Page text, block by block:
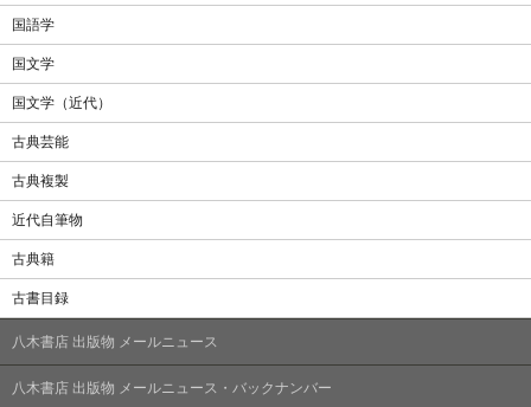
国語学
国文学
国文学（近代）
古典芸能
古典複製
近代自筆物
古典籍
古書目録
八木書店 出版物 メールニュース
八木書店 出版物 メールニュース・バックナンバー